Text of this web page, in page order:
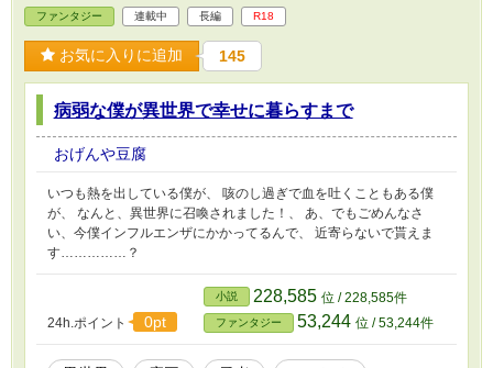
ファンタジー 連載中 長編 R18
お気に入りに追加 145
病弱な僕が異世界で幸せに暮らすまで
おげんや豆腐
いつも熱を出している僕が、 咳のし過ぎで血を吐くこともある僕
が、 なんと、異世界に召喚されました！、 あ、でもごめんなさ
い、今僕インフルエンザにかかってるんで、 近寄らないで貰えま
す……………？
24h.ポイント 0pt
小説 228,585 位 / 228,585件
ファンタジー 53,244 位 / 53,244件